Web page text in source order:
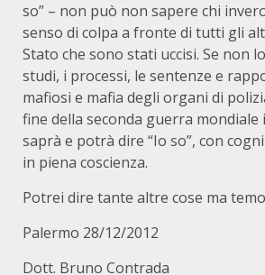
so” – non può non sapere chi
senso di colpa a fronte di tutti gli
Stato che sono stati uccisi. Se non
studi, i processi, le sentenze e
mafiosi e mafia degli organi di
fine della seconda guerra mondiale
saprà e potrà dire “Io so”, con
in piena coscienza.
Potrei dire tante altre cose ma
Palermo 28/12/2012
Dott. Bruno Contrada